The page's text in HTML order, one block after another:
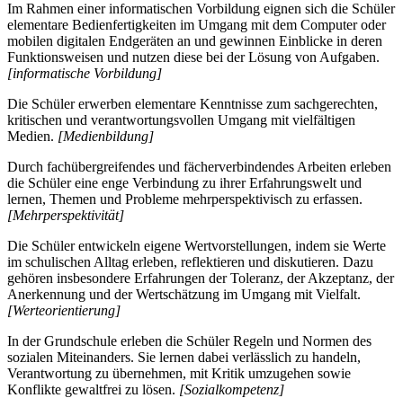
Im Rahmen einer informatischen Vorbildung eignen sich die Schüler
elementare Bedienfertigkeiten im Umgang mit dem Computer oder
mobilen digitalen Endgeräten an und gewinnen Einblicke in deren
Funktionsweisen und nutzen diese bei der Lösung von Aufgaben.
[informatische Vorbildung]
Die Schüler erwerben elementare Kenntnisse zum sachgerechten,
kritischen und verantwortungsvollen Umgang mit vielfältigen
Medien. [Medienbildung]
Durch fachübergreifendes und fächerverbindendes Arbeiten erleben
die Schüler eine enge Verbindung zu ihrer Erfahrungswelt und
lernen, Themen und Probleme mehrperspektivisch zu erfassen.
[Mehrperspektivität]
Die Schüler entwickeln eigene Wertvorstellungen, indem sie Werte
im schulischen Alltag erleben, reflektieren und diskutieren. Dazu
gehören insbesondere Erfahrungen der Toleranz, der Akzeptanz, der
Anerkennung und der Wertschätzung im Umgang mit Vielfalt.
[Werteorientierung]
In der Grundschule erleben die Schüler Regeln und Normen des
sozialen Miteinanders. Sie lernen dabei verlässlich zu handeln,
Verantwortung zu übernehmen, mit Kritik umzugehen sowie
Konflikte gewaltfrei zu lösen. [Sozialkompetenz]